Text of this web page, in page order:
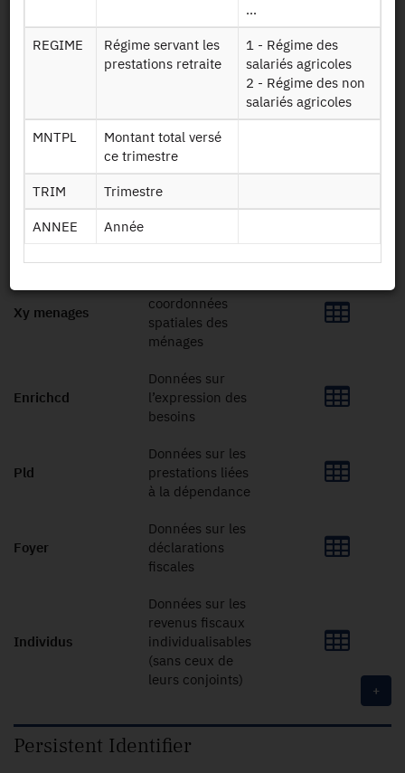
Données d'action
Aidesociale msa
Données d'action
sociale de la MSA
Suivimortalite2020
Données sur le
suivi de la
Xy menages
coordonnées
spatiales des
ménages
Enrichcd
Données sur
l’expression des
besoins
Pld
Données sur les
prestations liées
à la dépendance
Foyer
Données sur les
déclarations
fiscales
Individus
Données sur les
revenus fiscaux
individualisables
(sans ceux de
leurs conjoints)
+
...
REGIME
Régime servant les
prestations retraite
1 - Régime des
salariés agricoles
2 - Régime des non
salariés agricoles
MNTPL
Montant total versé
ce trimestre
TRIM Trimestre
ANNEE Année
Persistent Identifier